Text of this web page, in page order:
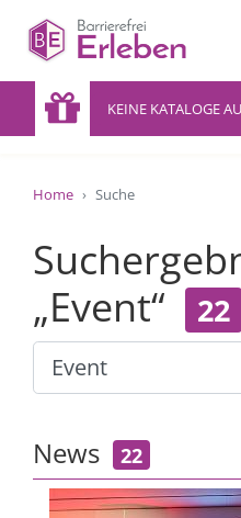
KEINE KATALOGE
Home Suche
„Event“
22
News 22